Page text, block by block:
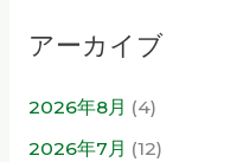
アーカイブ
2026年8月 (4)
2026年7月 (12)